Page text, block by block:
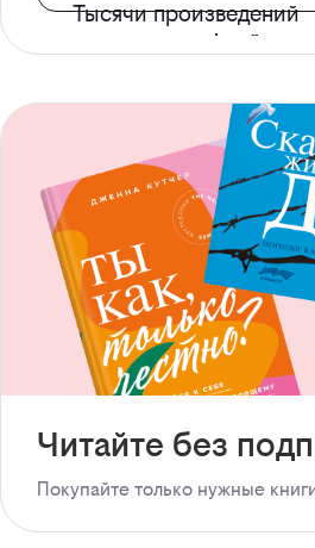
Тысячи произведений
с доступом офлайн
Читайте без
Покупайте только нужные